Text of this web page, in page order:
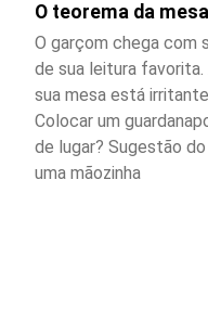
O teorema da
O garçom chega com
de sua leitura favorita.
sua mesa está
Colocar um
de lugar? Sugestão
uma mãozinha